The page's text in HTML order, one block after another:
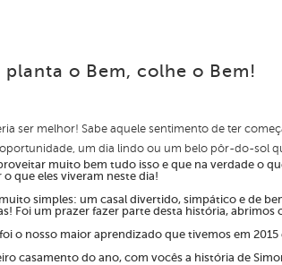
o Bem, colhe o Bem!
ser melhor! Sabe aquele sentimento de ter
um dia lindo ou um belo pôr-do-sol
muito bem tudo isso e que na verdade o
que eles viveram neste dia!
simples: um casal divertido, simpático e de
Foi um prazer fazer parte desta história,
o nosso maior aprendizado que tivemos em
casamento do ano, com vocês a história de